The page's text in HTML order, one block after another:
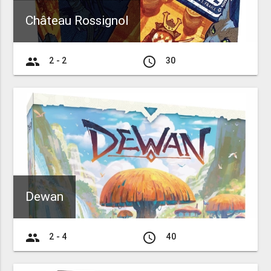
Château Rossignol
group 2 - 2 access_time 30
Dewan
group 2 - 4 access_time 40